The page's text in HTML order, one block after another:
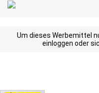
Um dieses Werbemittel
einloggen oder